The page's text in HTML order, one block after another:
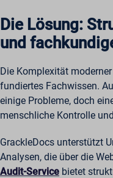
Die Lösung:
und
Die Komplexität
fundiertes Fachwissen.
einige Probleme, doch
menschliche Kontrolle
GrackleDocs unterstützt
Analysen, die über die
Audit-Service bietet